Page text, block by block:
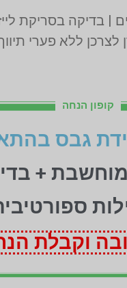
ללא פערי
קופון הנחה
+
וקבלת